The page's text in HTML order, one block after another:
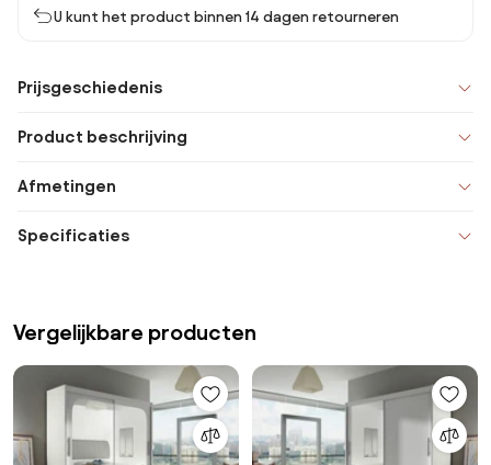
U kunt het product binnen 14 dagen retourneren
Prijsgeschiedenis
Product beschrijving
Afmetingen
Specificaties
Vergelijkbare producten